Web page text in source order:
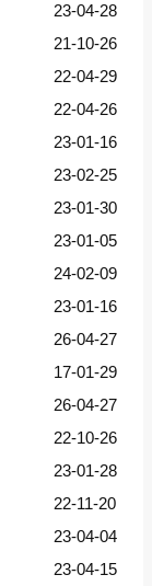
23-04-28
21-10-26
22-04-29
22-04-26
23-01-16
23-02-25
23-01-30
23-01-05
24-02-09
23-01-16
26-04-27
17-01-29
26-04-27
22-10-26
23-01-28
22-11-20
23-04-04
23-04-15